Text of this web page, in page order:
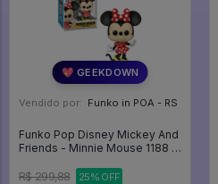
💖 GEEKDOWN
Vendido por: Funko in POA - RS
Funko Pop Disney Mickey And
Friends - Minnie Mouse 1188 -
R$ 299,88
25% OFF